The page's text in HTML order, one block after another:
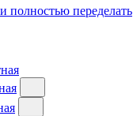
полностью переделать